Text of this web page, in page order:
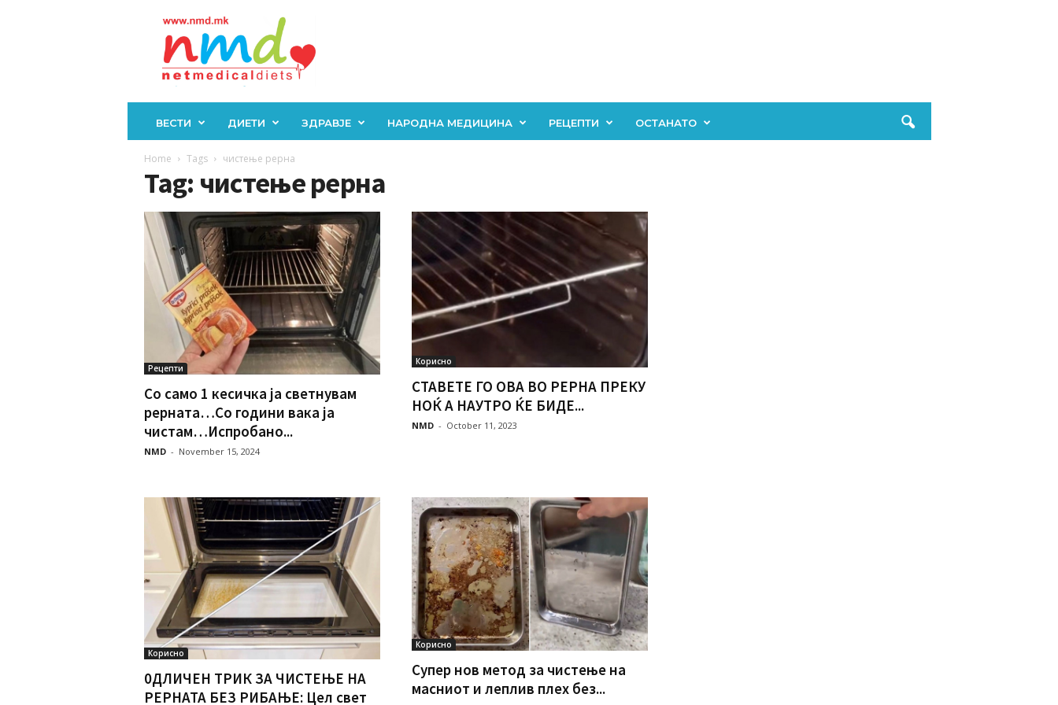
ВЕСТИ ДИЕТИ ЗДРАВЈЕ НАРОДНА МЕДИЦИНА РЕЦЕПТИ ОСТАНАТО
Home Tags чистење рерна
Tag: чистење рерна
Рецепти
Со само 1 кесичка ја светнувам
рерната…Со години вака ја
чистам…Испробано...
NMD - November 15, 2024
Корисно
СТАВЕТЕ ГО ОВА ВО РЕРНА ПРЕКУ
НОЌ А НАУТРО ЌЕ БИДЕ...
NMD - October 11, 2023
Корисно
0ДЛИЧЕН ТРИК ЗА ЧИСТЕЊЕ НА
РЕРНАТА БЕЗ РИБАЊЕ: Цел свет
Корисно
Супер нов метод за чистење на
масниот и леплив плех без...